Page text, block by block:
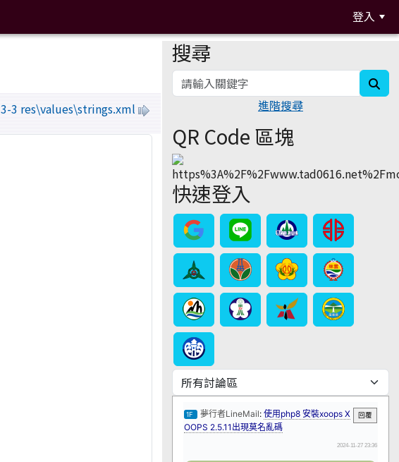
登入
3-3 res\values\strings.xml
:::
搜尋
進階搜尋
QR Code 區塊
快速登入